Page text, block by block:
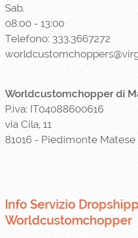
Sab.
08:00 - 13:00
Telefono: 333.3667272
Worldcustomchopper di
P.iva: IT04088600616
via Cila, 11
81016 - Piedimonte Matese
Info Servizio
Worldcustomchopper